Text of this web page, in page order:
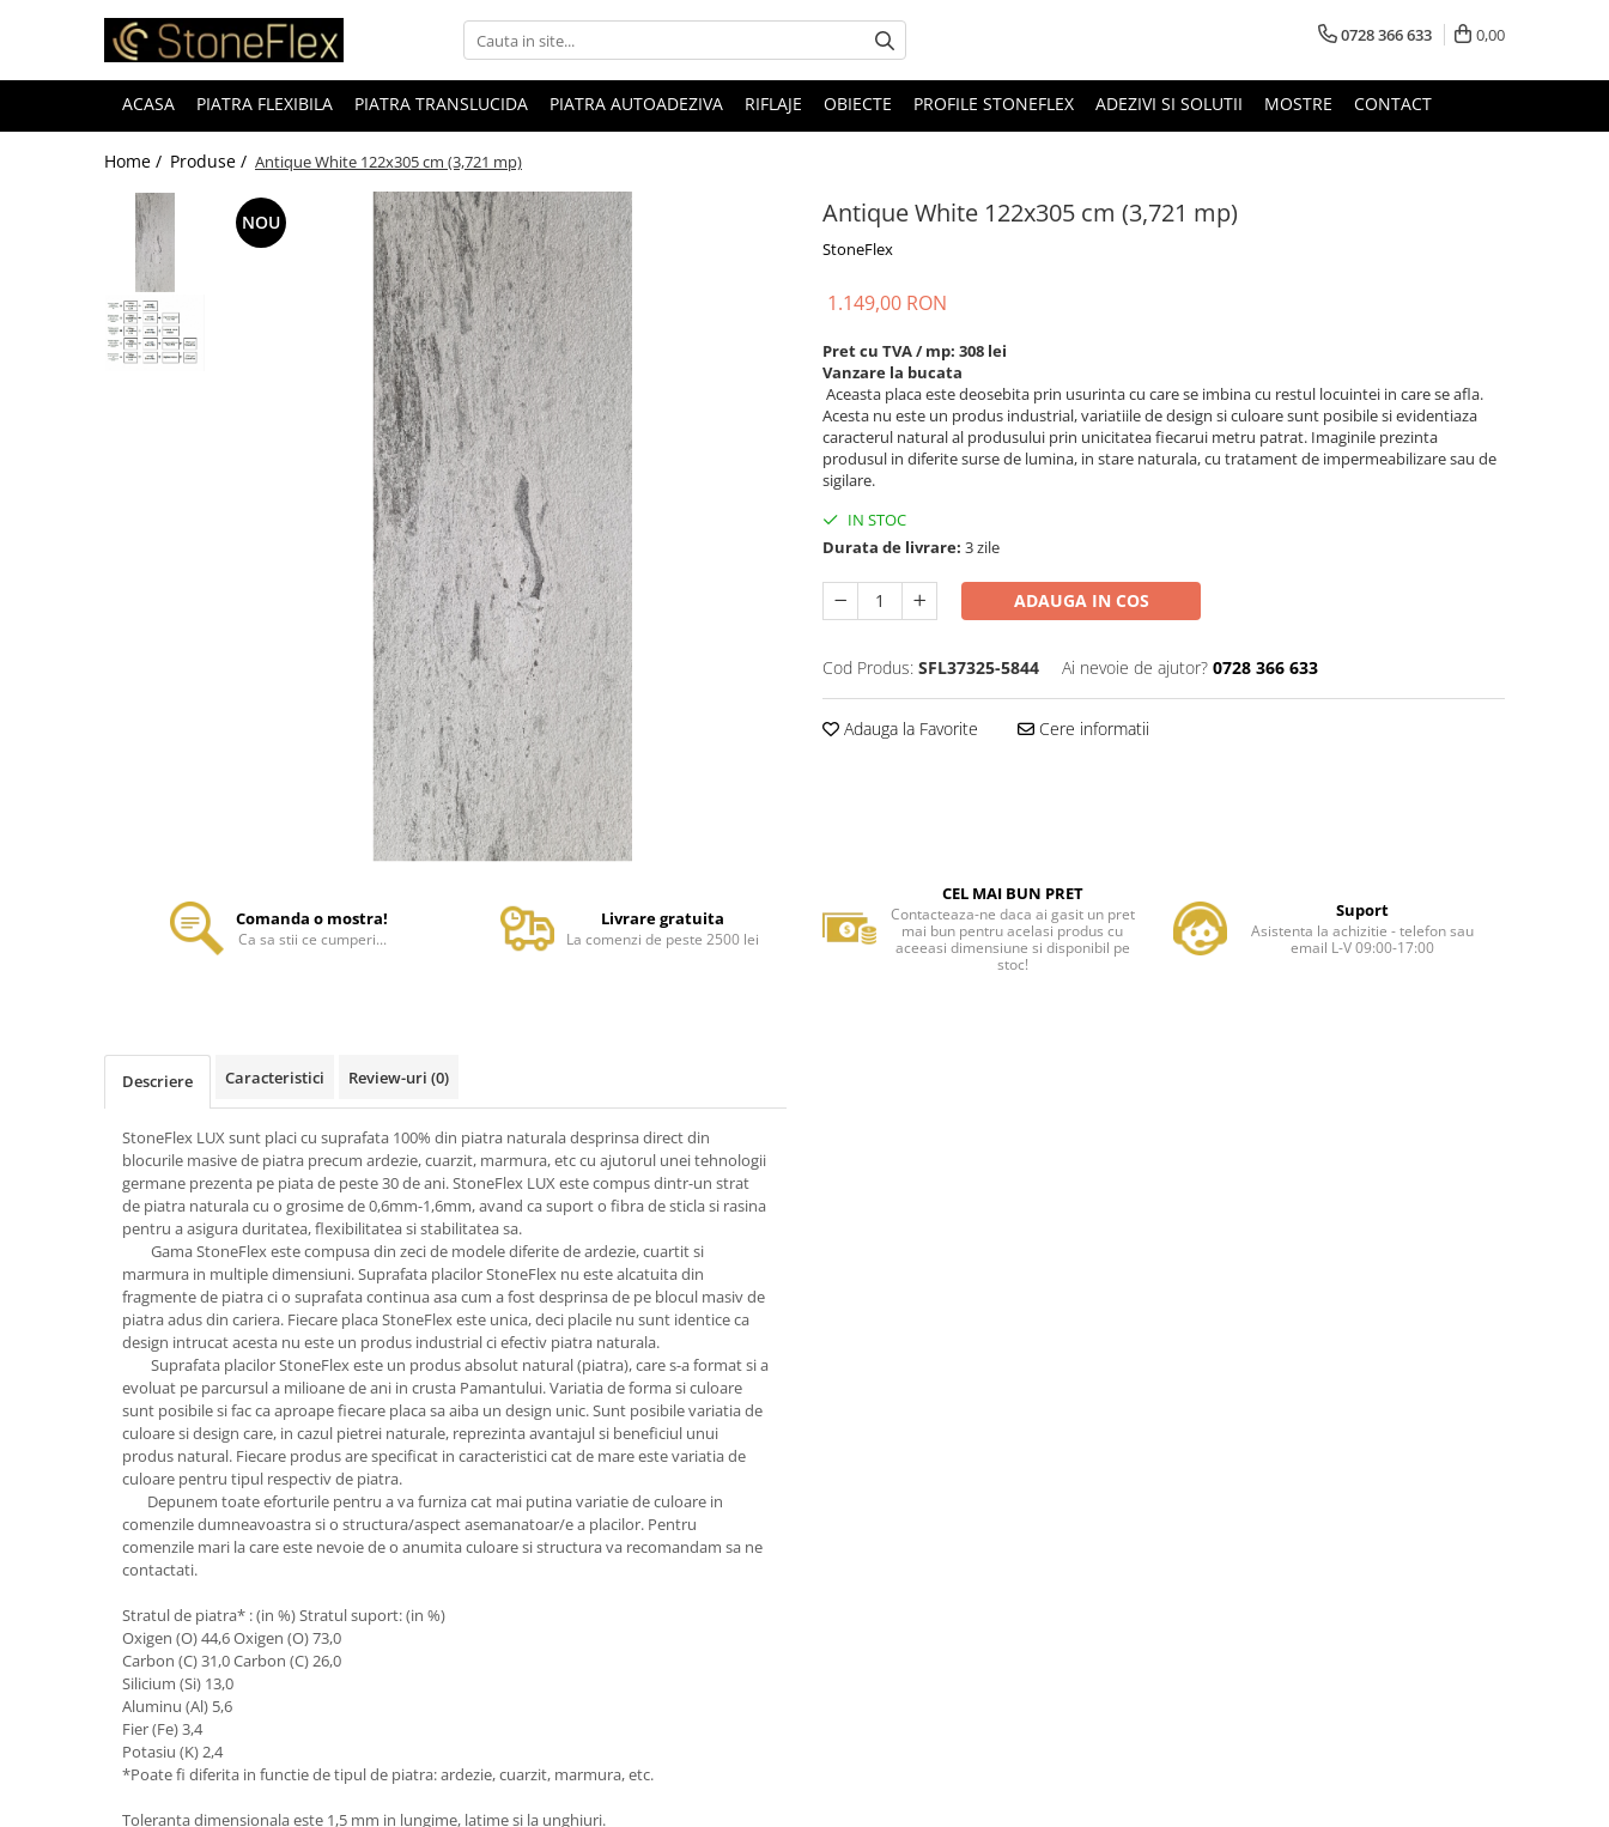
0728 366 633 0,00
ACASA PIATRA FLEXIBILA PIATRA TRANSLUCIDA PIATRA AUTOADEZIVA RIFLAJE OBIECTE PROFILE STONEFLEX ADEZIVI SI SOLUTII MOSTRE CONTACT
Home / Produse / Antique White 122x305 cm (3,721 mp)
Antique White 122x305 cm (3,721 mp)
StoneFlex
NOU
1.149,00 RON
Pret cu TVA / mp: 308 lei
Vanzare la bucata
Aceasta placa este deosebita prin usurinta cu care se imbina cu restul locuintei in care se afla.
Acesta nu este un produs industrial, variatiile de design si culoare sunt posibile si evidentiaza
caracterul natural al produsului prin unicitatea fiecarui metru patrat. Imaginile prezinta
produsul in diferite surse de lumina, in stare naturala, cu tratament de impermeabilizare sau de
sigilare.
IN STOC
Durata de livrare: 3 zile
ADAUGA IN COS
Cod Produs: SFL37325-5844 Ai nevoie de ajutor? 0728 366 633
Adauga la Favorite Cere informatii
Comanda o mostra!
Ca sa stii ce cumperi...
Livrare gratuita
La comenzi de peste 2500 lei
CEL MAI BUN PRET
Contacteaza-ne daca ai gasit un pret
mai bun pentru acelasi produs cu
aceeasi dimensiune si disponibil pe
stoc!
Suport
Asistenta la achizitie - telefon sau
email L-V 09:00-17:00
Descriere Caracteristici Review-uri (0)
StoneFlex LUX sunt placi cu suprafata 100% din piatra naturala desprinsa direct din
blocurile masive de piatra precum ardezie, cuarzit, marmura, etc cu ajutorul unei tehnologii
germane prezenta pe piata de peste 30 de ani. StoneFlex LUX este compus dintr-un strat
de piatra naturala cu o grosime de 0,6mm-1,6mm, avand ca suport o fibra de sticla si rasina
pentru a asigura duritatea, flexibilitatea si stabilitatea sa.
Gama StoneFlex este compusa din zeci de modele diferite de ardezie, cuartit si
marmura in multiple dimensiuni. Suprafata placilor StoneFlex nu este alcatuita din
fragmente de piatra ci o suprafata continua asa cum a fost desprinsa de pe blocul masiv de
piatra adus din cariera. Fiecare placa StoneFlex este unica, deci placile nu sunt identice ca
design intrucat acesta nu este un produs industrial ci efectiv piatra naturala.
Suprafata placilor StoneFlex este un produs absolut natural (piatra), care s-a format si a
evoluat pe parcursul a milioane de ani in crusta Pamantului. Variatia de forma si culoare
sunt posibile si fac ca aproape fiecare placa sa aiba un design unic. Sunt posibile variatia de
culoare si design care, in cazul pietrei naturale, reprezinta avantajul si beneficiul unui
produs natural. Fiecare produs are specificat in caracteristici cat de mare este variatia de
culoare pentru tipul respectiv de piatra.
Depunem toate eforturile pentru a va furniza cat mai putina variatie de culoare in
comenzile dumneavoastra si o structura/aspect asemanatoar/e a placilor. Pentru
comenzile mari la care este nevoie de o anumita culoare si structura va recomandam sa ne
contactati.
Stratul de piatra* : (in %) Stratul suport: (in %)
Oxigen (O) 44,6 Oxigen (O) 73,0
Carbon (C) 31,0 Carbon (C) 26,0
Silicium (Si) 13,0
Aluminu (Al) 5,6
Fier (Fe) 3,4
Potasiu (K) 2,4
*Poate fi diferita in functie de tipul de piatra: ardezie, cuarzit, marmura, etc.
Toleranta dimensionala este 1,5 mm in lungime, latime si la unghiuri.